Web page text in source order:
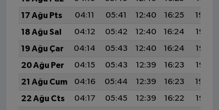
17 Ağu Pts
04:11 05:41 12:40 16:25
19:29
18 Ağu Sal
04:12 05:42 12:40 16:24
19:28
19 Ağu Çar
04:14 05:43 12:40 16:24
19:27
20 Ağu Per
04:15 05:43 12:39 16:23
19:25
21 Ağu Cum
04:16 05:44 12:39 16:23
19:24
22 Ağu Cts
04:17 05:45 12:39 16:22
19:23